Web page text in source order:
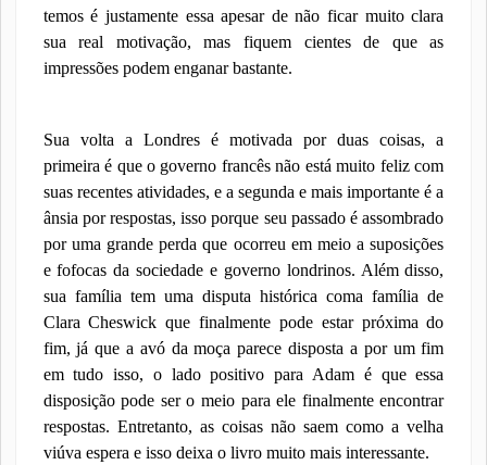
temos é justamente essa apesar de não ficar muito clara
sua real motivação, mas fiquem cientes de que as
impressões podem enganar bastante.
Sua volta a Londres é motivada por duas coisas, a
primeira é que o governo francês não está muito feliz com
suas recentes atividades, e a segunda e mais importante é a
ânsia por respostas, isso porque seu passado é assombrado
por uma grande perda que ocorreu em meio a suposições
e fofocas da sociedade e governo londrinos. Além disso,
sua família tem uma disputa histórica coma família de
Clara Cheswick que finalmente pode estar próxima do
fim, já que a avó da moça parece disposta a por um fim
em tudo isso, o lado positivo para Adam é que essa
disposição pode ser o meio para ele finalmente encontrar
respostas. Entretanto, as coisas não saem como a velha
viúva espera e isso deixa o livro muito mais interessante.